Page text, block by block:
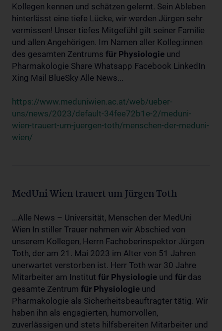
Kollegen kennen und schätzen gelernt. Sein Ableben
hinterlässt eine tiefe Lücke, wir werden Jürgen sehr
vermissen! Unser tiefes Mitgefühl gilt seiner Familie
und allen Angehörigen. Im Namen aller Kolleg:innen
des gesamten Zentrums für Physiologie und
Pharmakologie Share Whatsapp Facebook LinkedIn
Xing Mail BlueSky Alle News...
https://www.meduniwien.ac.at/web/ueber-
uns/news/2023/default-34fee72b1e-2/meduni-
wien-trauert-um-juergen-toth/menschen-der-meduni-
wien/
MedUni Wien trauert um Jürgen Toth
...Alle News – Universität, Menschen der MedUni
Wien In stiller Trauer nehmen wir Abschied von
unserem Kollegen, Herrn Fachoberinspektor Jürgen
Toth, der am 21. Mai 2023 im Alter von 51 Jahren
unerwartet verstorben ist. Herr Toth war 30 Jahre
Mitarbeiter am Institut für Physiologie und für das
gesamte Zentrum für Physiologie und
Pharmakologie als Sicherheitsbeauftragter tätig. Wir
haben ihn als engagierten, humorvollen,
zuverlässigen und stets hilfsbereiten Mitarbeiter und